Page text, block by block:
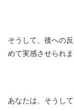
そうして、後への
めて実感させられま
あなたは、そうして